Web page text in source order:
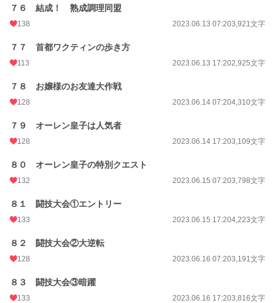
７６ 結成！ 熟成調理同盟
138 2023.06.13 07:203,921文字
７７ 首都ワクティンの歩き方
113 2023.06.13 17:202,925文字
７８ お嬢様のお友達大作戦
128 2023.06.14 07:204,310文字
７９ オーレン皇子は人気者
128 2023.06.14 17:203,109文字
８０ オーレン皇子の特別クエスト
132 2023.06.15 07:203,798文字
８１ 闘技大会①エントリー
133 2023.06.15 17:204,223文字
８２ 闘技大会②大逆転
128 2023.06.16 07:203,191文字
８３ 闘技大会③暗躍
133 2023.06.16 17:203,816文字